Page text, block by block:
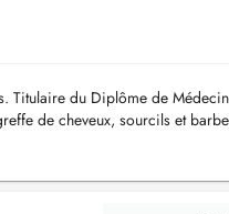
Titulaire du Diplôme de
de cheveux, sourcils et